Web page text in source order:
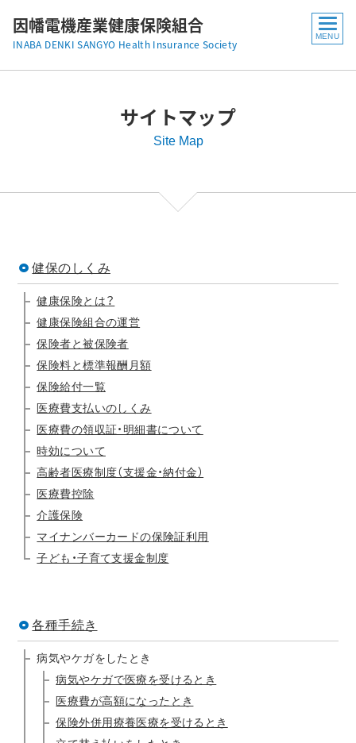
因幡電機産業健康保険組合
INABA DENKI SANGYO Health Insurance Society
サイトマップ
Site Map
健保のしくみ
健康保険とは？
健康保険組合の運営
保険者と被保険者
保険料と標準報酬月額
保険給付一覧
医療費支払いのしくみ
医療費の領収証・明細書について
時効について
高齢者医療制度（支援金・納付金）
医療費控除
介護保険
マイナンバーカードの保険証利用
子ども・子育て支援金制度
各種手続き
病気やケガをしたとき
病気やケガで医療を受けるとき
医療費が高額になったとき
保険外併用療養医療を受ける とき